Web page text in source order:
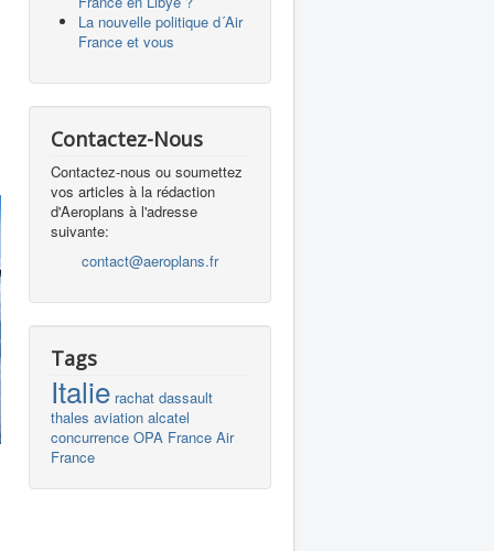
La nouvelle politique d´Air
France et vous
Contactez-Nous
Contactez-nous ou soumettez
vos articles à la rédaction
d'Aeroplans à l'adresse
suivante:
contact@aeroplans.fr
Tags
Italie rachat dassault
thales aviation alcatel
concurrence OPA France Air
France